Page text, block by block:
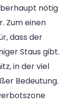
nötig
Zum einen
dass der
Staus gibt.
in der viel
Bedeutung.